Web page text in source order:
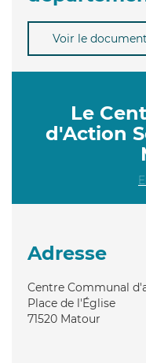
Voir le document
Le
d'Action
Adresse
Centre Communal
Place de l'Église
71520 Matour